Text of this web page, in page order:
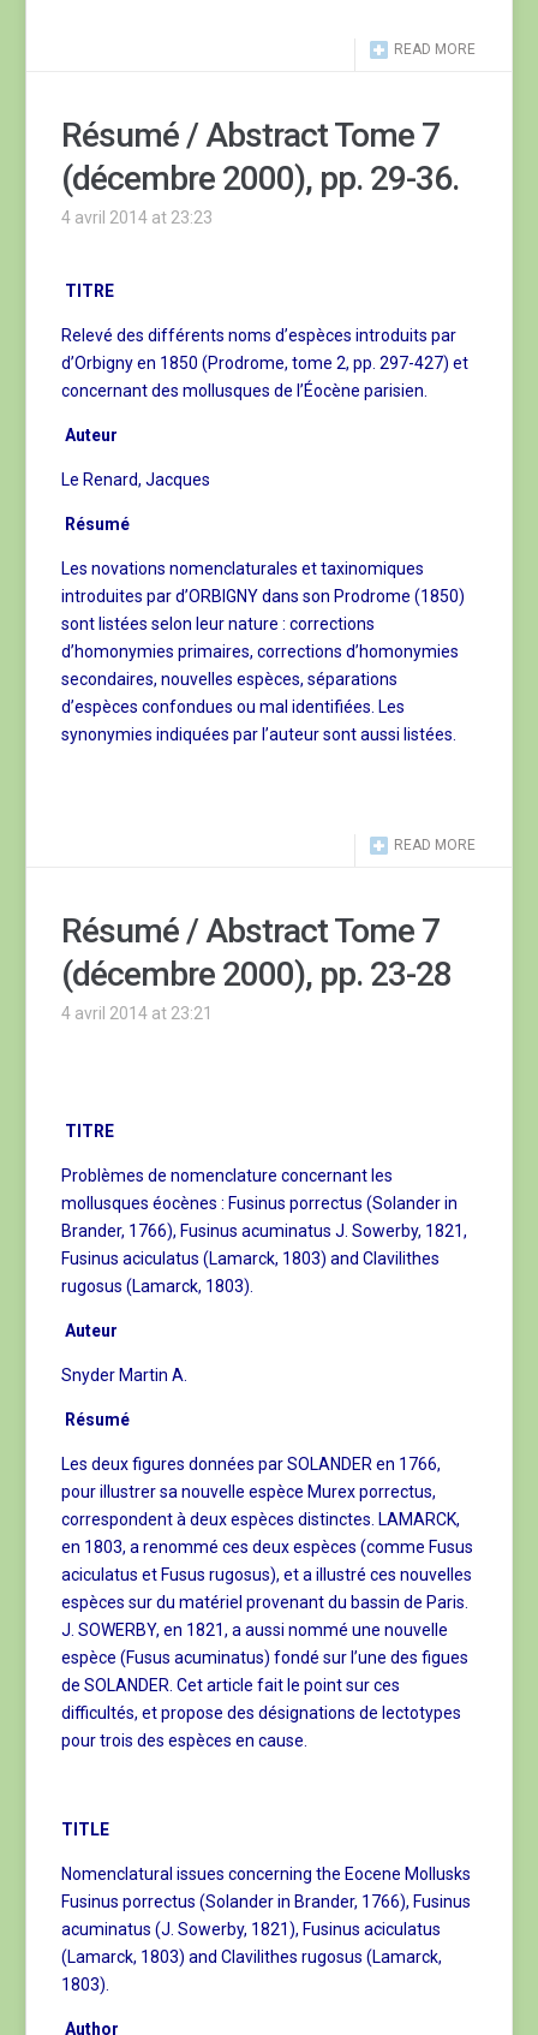
READ MORE
Résumé / Abstract Tome 7
(décembre 2000), pp. 29-36.
4 avril 2014 at 23:23
TITRE
Relevé des différents noms d’espèces introduits par
d’Orbigny en 1850 (Prodrome, tome 2, pp. 297-427) et
concernant des mollusques de l’Éocène parisien.
Auteur
Le Renard, Jacques
Résumé
Les novations nomenclaturales et taxinomiques
introduites par d’ORBIGNY dans son Prodrome (1850)
sont listées selon leur nature : corrections
d’homonymies primaires, corrections d’homonymies
secondaires, nouvelles espèces, séparations
d’espèces confondues ou mal identifiées. Les
synonymies indiquées par l’auteur sont aussi listées.
READ MORE
Résumé / Abstract Tome 7
(décembre 2000), pp. 23-28
4 avril 2014 at 23:21
TITRE
Problèmes de nomenclature concernant les
mollusques éocènes : Fusinus porrectus (Solander in
Brander, 1766), Fusinus acuminatus J. Sowerby, 1821,
Fusinus aciculatus (Lamarck, 1803) and Clavilithes
rugosus (Lamarck, 1803).
Auteur
Snyder Martin A.
Résumé
Les deux figures données par SOLANDER en 1766,
pour illustrer sa nouvelle espèce Murex porrectus,
correspondent à deux espèces distinctes. LAMARCK,
en 1803, a renommé ces deux espèces (comme Fusus
aciculatus et Fusus rugosus), et a illustré ces nouvelles
espèces sur du matériel provenant du bassin de Paris.
J. SOWERBY, en 1821, a aussi nommé une nouvelle
espèce (Fusus acuminatus) fondé sur l’une des figues
de SOLANDER. Cet article fait le point sur ces
difficultés, et propose des désignations de lectotypes
pour trois des espèces en cause.
TITLE
Nomenclatural issues concerning the Eocene Mollusks
Fusinus porrectus (Solander in Brander, 1766), Fusinus
acuminatus (J. Sowerby, 1821), Fusinus aciculatus
(Lamarck, 1803) and Clavilithes rugosus (Lamarck,
1803).
Author